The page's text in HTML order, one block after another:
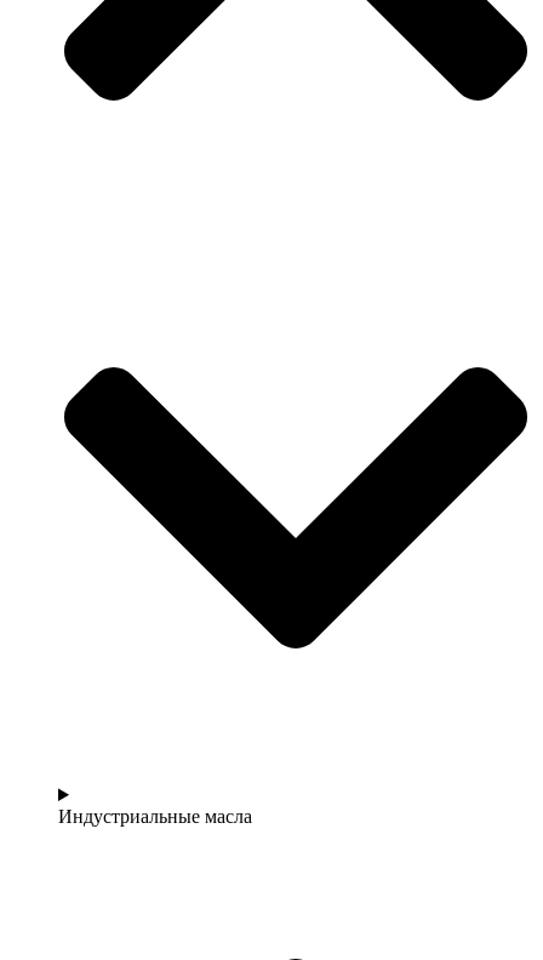
Индустриальные масла